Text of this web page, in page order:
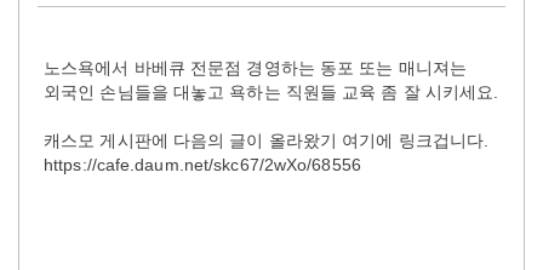
노스욕에서 바베큐 전문점 경영하는 동포 또는 매니져는
외국인 손님들을 대놓고 욕하는 직원들 교육 좀 잘 시키세요.
캐스모 게시판에 다음의 글이 올라왔기 여기에 링크겁니다.
https://cafe.daum.net/skc67/2wXo/68556